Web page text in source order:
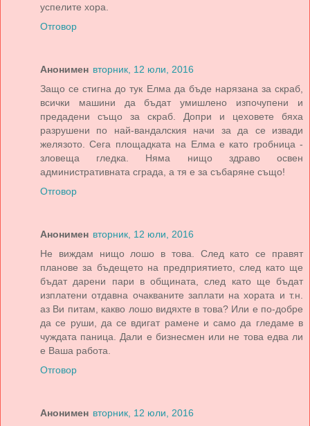
успелите хора.
Отговор
Анонимен вторник, 12 юли, 2016
Защо се стигна до тук Елма да бъде нарязана за скраб,
всички машини да бъдат умишлено изпочупени и
предадени също за скраб. Допри и цеховете бяха
разрушени по най-вандалския начи за да се извади
желязото. Сега площадката на Елма е като гробница -
зловеща гледка. Няма нищо здраво освен
административната сграда, а тя е за събаряне също!
Отговор
Анонимен вторник, 12 юли, 2016
Не виждам нищо лошо в това. След като се правят
планове за бъдещето на предприятието, след като ще
бъдат дарени пари в общината, след като ще бъдат
изплатени отдавна очакваните заплати на хората и т.н.
аз Ви питам, какво лошо видяхте в това? Или е по-добре
да се руши, да се вдигат рамене и само да гледаме в
чуждата паница. Дали е бизнесмен или не това едва ли
е Ваша работа.
Отговор
Анонимен вторник, 12 юли, 2016